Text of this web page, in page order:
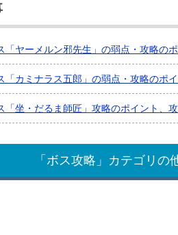
「ヤーメルン邪先生」の弱点・攻略の
「カミナラス五郎」の弱点・攻略のポ
「坐・だるま師匠」攻略のポイント、
「ボス攻略」カテゴリの